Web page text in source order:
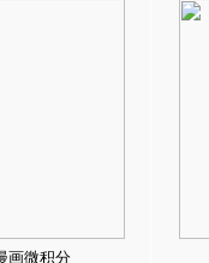
画微积分